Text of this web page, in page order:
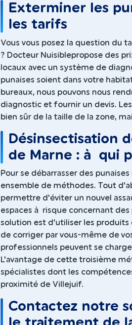
Exterminer les
les tarifs
Vous vous posez la question du
? Docteur Nuisiblepropose des
locaux avec un système de
punaises soient dans votre
bureaux, nous pouvons nous
diagnostic et fournir un devis. Les
bien sûr de la taille de la zone,
Désinsectisation
de Marne : à qui
Pour se débarrasser des
ensemble de méthodes. Tout
permettre d'éviter un nouvel
espaces à risque concernant
solution est d'utiliser les produits
de corriger par vous-même de
professionnels peuvent se
L'avantage de cette troisième
spécialistes dont les
proximité de Villejuif.
Contactez notre